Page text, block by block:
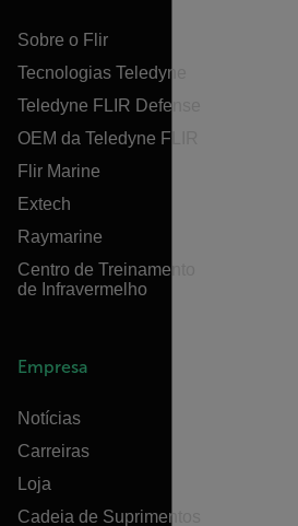
Sobre o Flir
Tecnologias Teledyne
Teledyne FLIR Defense
OEM da Teledyne FLIR
Flir Marine
Extech
Raymarine
Centro de Treinamento
de Infravermelho
Empresa
Notícias
Carreiras
Loja
Cadeia de Suprimentos